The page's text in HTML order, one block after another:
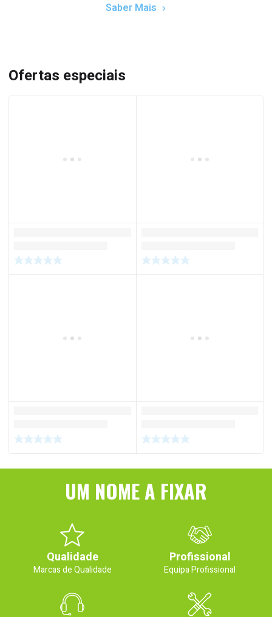
Saber Mais
Ofertas especiais
UM NOME A FIXAR
Qualidade
Marcas de Qualidade
Profissional
Equipa Profissional